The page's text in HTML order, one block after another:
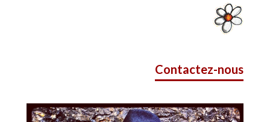
Contactez-nous